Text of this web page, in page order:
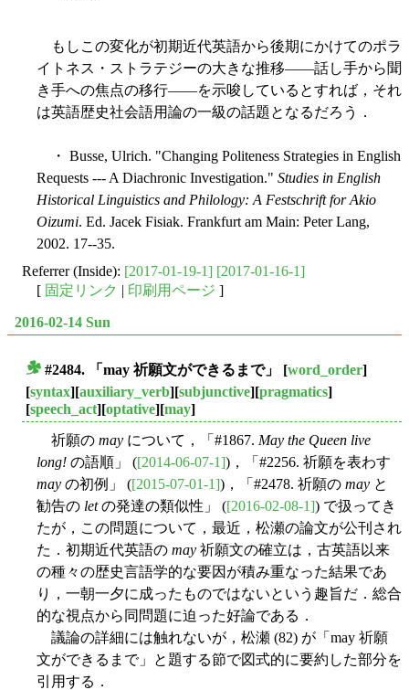
もしこの変化が初期近代英語から後期にかけてのポラ
イトネス・ストラテジーの大きな推移――話し手から聞
き手への焦点の移行――を示唆しているとすれば，それ
は英語歴史社会語用論の一級の話題となるだろう．
・ Busse, Ulrich. "Changing Politeness Strategies in English
Requests --- A Diachronic Investigation." Studies in English
Historical Linguistics and Philology: A Festschrift for Akio
Oizumi. Ed. Jacek Fisiak. Frankfurt am Main: Peter Lang,
2002. 17--35.
Referrer (Inside): [2017-01-19-1] [2017-01-16-1]
[ 固定リンク 印刷用ページ ]
2016-02-14 Sun
#2484. 「may 祈願文ができるまで」 [word_order]
[syntax][auxiliary_verb][subjunctive][pragmatics]
[speech_act][optative][may]
祈願の may について，「#1867. May the Queen live
long! の語順」 ([2014-06-07-1])，「#2256. 祈願を表わす
may の初例」 ([2015-07-01-1])，「#2478. 祈願の may と
勧告の letの発達の類似性」 ([2016-02-08-1]) で扱ってき
たが，この問題について，最近，松瀬の論文が公刊され
た．初期近代英語の may 祈願文の確立は，古英語以来
の種々の歴史言語学的な要因が積み重なった結果であ
り，一朝一夕に成ったものではないという趣旨だ．総合
的な視点から同問題に迫った好論である．
議論の詳細には触れないが，松瀬 (82) が「may 祈願
文ができるまで」と題する節で図式的に要約した部分を
引用する．